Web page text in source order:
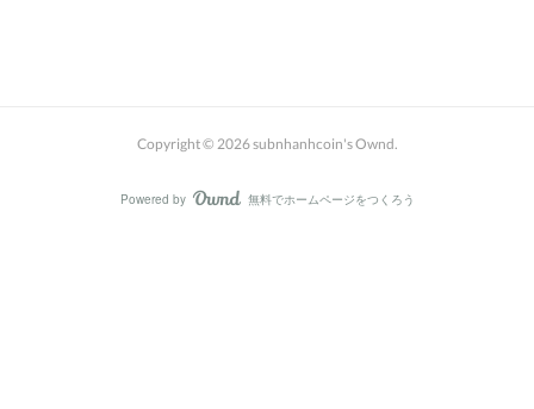
Copyright © 2026subnhanhcoin's Ownd.
Powered by AmebaOwnd
無料でホームページをつくろう